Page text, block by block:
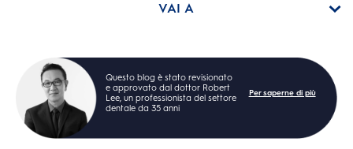
VAI A
Questo blog è stato revisionato
e approvato dal dottor Robert
Lee, un professionista del settore
dentale da 35 anni
Per saperne di più